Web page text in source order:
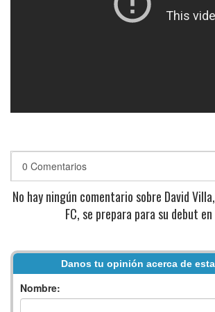
0 Comentarios
No hay ningún comentario sobre David
FC, se prepara para su debut
Danos tu opinión acerca de
Nombre: